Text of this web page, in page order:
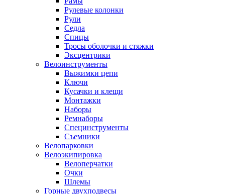
Рулевые колонки
Рули
Седла
Спицы
Тросы оболочки и стяжки
Эксцентрики
Велоинструменты
Выжимки цепи
Ключи
Кусачки и клещи
Монтажки
Наборы
Ремнаборы
Специнструменты
Съемники
Велопарковки
Велоэкипировка
Велоперчатки
Очки
Шлемы
Горные двухподвесы